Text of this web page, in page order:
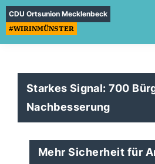
CDU Ortsunion Mecklenbeck
#WIRINMÜNSTER
Starkes Signal: 700
Nachbesserung
Mehr Sicherheit für